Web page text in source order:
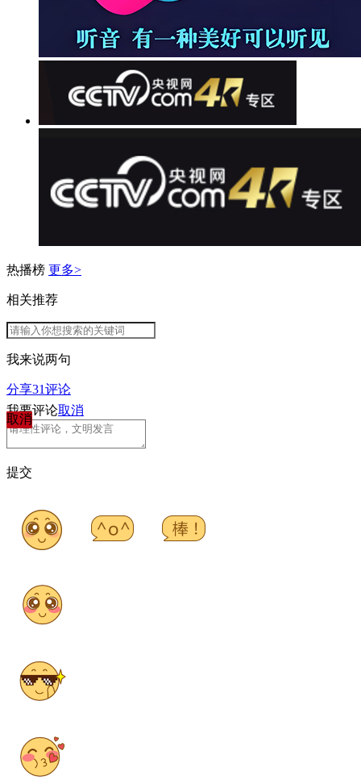
热播榜 更多>
相关推荐
我来说两句
分享31评论
取消
我要评论取消
提交